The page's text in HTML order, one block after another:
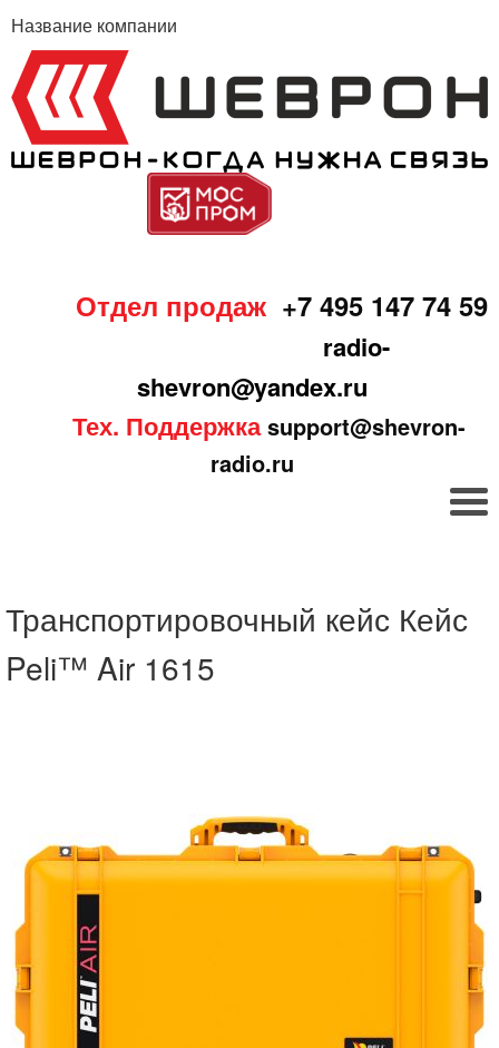
Название компании
Отдел продаж +7 495 147 74 59
radio-
shevron@yandex.ru
Тех. Поддержка support@shevron-
radio.ru
Транспортировочный кейс Кейс
Peli™ Air 1615